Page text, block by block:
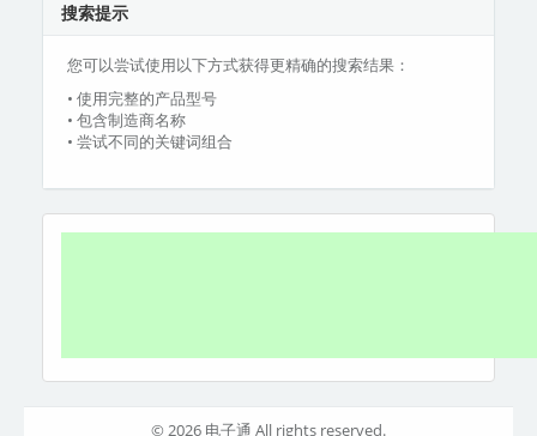
搜索提示
您可以尝试使用以下方式获得更精确的搜索结果：
• 使用完整的产品型号
• 包含制造商名称
• 尝试不同的关键词组合
© 2026 电子通 All rights reserved.